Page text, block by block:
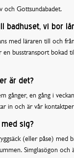
och Gottsundabadet.
badhuset, vi bor
med läraren till och
en busstransport bokad
är det?
gånger, en gång i
in och är vår
sig?
(eller påse) med
Simglasögon och